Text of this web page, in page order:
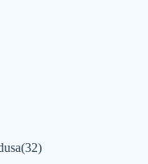
(32)